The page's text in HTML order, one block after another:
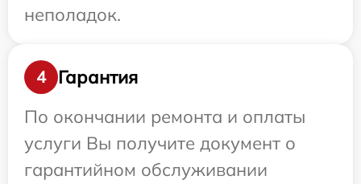
неполадок.
4
Гарантия
По окончании ремонта и оплаты
услуги Вы получите документ о
гарантийном обслуживании